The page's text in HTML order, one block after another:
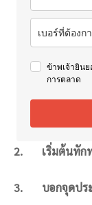
ข้าพเจ้ายิน
การตลาด
2. เริ่มต้นทัก
3. บอกจุดปร